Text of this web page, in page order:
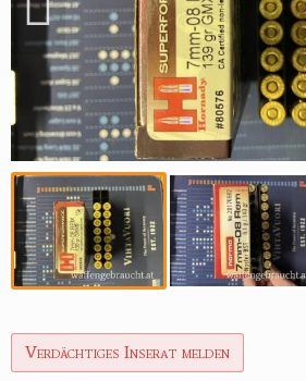
Verdächtiges Inserat melden